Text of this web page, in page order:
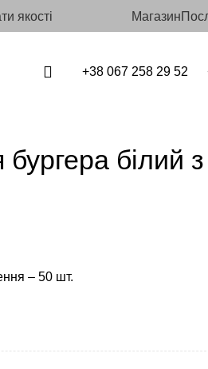
якості Магазин
+38 067 258 29 52
бургера
– 50 шт.